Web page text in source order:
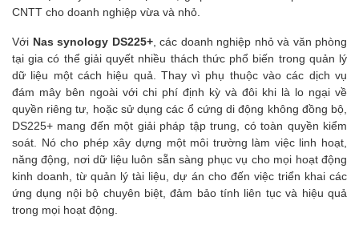
CNTT cho doanh nghiệp vừa và nhỏ.
Với Nas synology DS225+, các doanh nghiệp nhỏ và văn phòng
tại gia có thể giải quyết nhiều thách thức phổ biến trong quản lý
dữ liệu một cách hiệu quả. Thay vì phụ thuộc vào các dịch vụ
đám mây bên ngoài với chi phí định kỳ và đôi khi là lo ngại về
quyền riêng tư, hoặc sử dụng các ổ cứng di động không đồng bộ,
DS225+ mang đến một giải pháp tập trung, có toàn quyền kiểm
soát. Nó cho phép xây dựng một môi trường làm việc linh hoạt,
năng động, nơi dữ liệu luôn sẵn sàng phục vụ cho mọi hoạt động
kinh doanh, từ quản lý tài liệu, dự án cho đến việc triển khai các
ứng dụng nội bộ chuyên biệt, đảm bảo tính liên tục và hiệu quả
trong mọi hoạt động.